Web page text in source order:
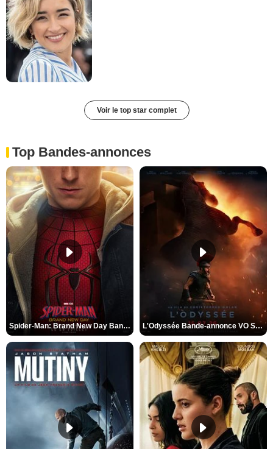
Voir le top star complet
Top Bandes-annonces
Spider-Man: Brand New Day Bande-annonce VO STFR L'Odyssée Bande-annonce VO STFR